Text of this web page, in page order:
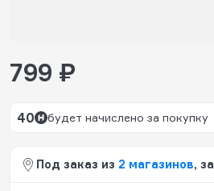
799 ₽
40 будет начислено за покупку
Под заказ из 2 магазинов,